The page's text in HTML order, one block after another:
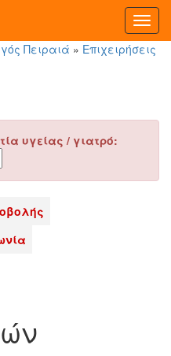
Πειραιά » Επιχειρήσεις
υγείας / γιατρό: